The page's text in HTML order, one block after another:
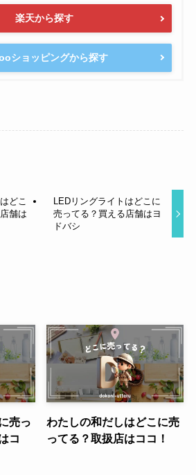
楽天から探す
ショッピングから探す
どこ
舗は
LEDリングライトはどこに
売ってる？買える店舗はヨ
ドバシ
売っ
コ
わたしの和だしはどこに売
ってる？取扱店はココ！